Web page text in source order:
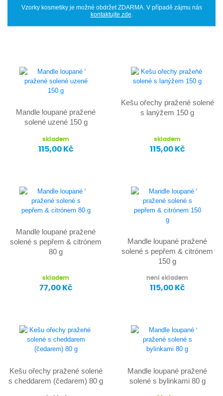
Vzorky kosmetiky je možné obdržet ZDARMA. V případě zájmu nás
kontaktujte zde
Mandle loupané pražené
solené uzené 150 g
skladem
115,00 Kč
Kešu ořechy pražené solené
s lanýžem 150 g
skladem
115,00 Kč
Mandle loupané pražené
solené s pepřem & citrónem
80 g
skladem
77,00 Kč
Mandle loupané pražené
solené s pepřem & citrónem
150 g
není skladem
115,00 Kč
Kešu ořechy pražené solené
s cheddarem (čedarem) 80 g
Mandle loupané pražené
solené s bylinkami 80 g